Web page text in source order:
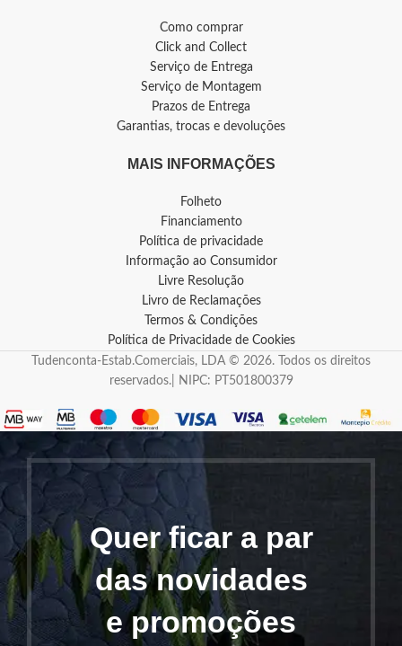
Como comprar
Click and Collect
Serviço de Entrega
Serviço de Montagem
Prazos de Entrega
Garantias, trocas e devoluções
MAIS INFORMAÇÕES
Folheto
Financiamento
Política de privacidade
Informação ao Consumidor
Livre Resolução
Livro de Reclamações
Termos & Condições
Política de Privacidade de Cookies
Tudenconta-Estab.Comerciais, LDA © 2026. Todos os direitos
reservados.| NIPC: PT501800379
Quer ficar a par
das novidades
e promoções